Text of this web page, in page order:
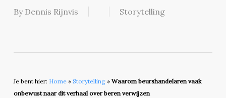
By Dennis Rijnvis Storytelling
Je bent hier: Home» Storytelling» Waarom beurshandelaren vaak
onbewust naar dit verhaal over beren verwijzen